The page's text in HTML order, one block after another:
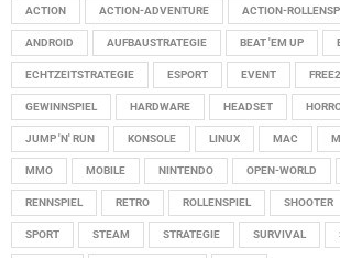
ACTION ACTION-ADVENTURE ACTION-
ANDROID AUFBAUSTRATEGIE BEAT 'EM UP
ECHTZEITSTRATEGIE ESPORT EVENT
GEWINNSPIEL HARDWARE HEADSET
JUMP 'N' RUN KONSOLE LINUX MAC
MMO MOBILE NINTENDO OPEN-WORLD
RENNSPIEL RETRO ROLLENSPIEL SHOOTER
SPORT STEAM STRATEGIE SURVIVAL